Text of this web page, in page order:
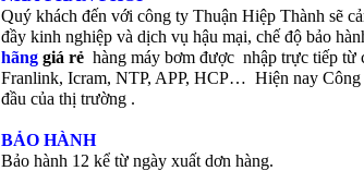
Quý khách đến với công ty Thuận Hiệp Thành sẽ
đầy kinh nghiệp và dịch vụ hậu mại, chế độ bảo
hãng giá rẻ hàng máy bơm được nhập trực tiếp từ
Franlink, Icram, NTP, APP, HCP… Hiện nay Công
đầu của thị trường .
BẢO HÀNH
Bảo hành 12 kể từ ngày xuất dơn hàng.